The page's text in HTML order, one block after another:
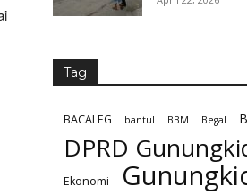
Tag
BACALEG bantul BBM Begal
DPRD
Ekonomi